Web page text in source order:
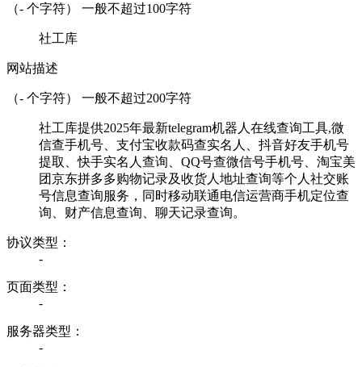
（- 个字符） 一般不超过100字符
社工库
网站描述
（- 个字符） 一般不超过200字符
社工库提供2025年最新telegram机器人在线查询工具,微
信查手机号、支付宝收款码查实名人、抖音好友手机号
提取、快手实名人查询、QQ号查微信号手机号、淘宝美
团京东拼多多购物记录及收货人地址查询等个人社交账
号信息查询服务，同时移动联通电信运营商手机定位查
询、财产信息查询、聊天记录查询。
协议类型：
-
页面类型：
-
服务器类型：
-